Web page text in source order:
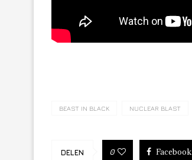
BEAST IN BLACK NUCLEAR BLAST
DELEN 0 Facebook